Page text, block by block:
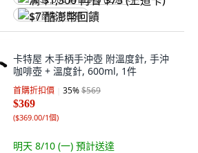
$7 酷澎幣回饋
卡特屋 木手柄手沖壺 附溫度針, 手沖
咖啡壺 + 溫度針, 600ml, 1件
首購折扣價 35%$569
$369
($369.00/1個)
明天 8/10 (一) 預計送達